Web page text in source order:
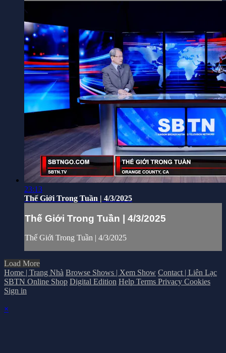
23:13
Thế Giới Trong Tuần | 4/3/2025
Thế Giới Trong Tuần | 4/3/2025
Thế Giới Trong Tuần | 4/3/2025
Load More
Home | Trang Nhà Browse Shows | Xem Show Contact | Liên Lạc
SBTN Online Shop Digital Edition Help Terms Privacy Cookies
Sign in
×